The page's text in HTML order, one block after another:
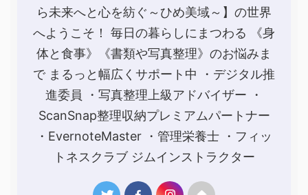
ら未来へと心を紡ぐ～ひめ美域～】の世界
へようこそ！ 毎日の暮らしにまつわる 《身
体と食事》《書類や写真整理》のお悩みま
で まるっと幅広くサポート中 ・デジタル推
進委員 ・写真整理上級アドバイザー ・
ScanSnap整理収納プレミアムパートナー
・EvernoteMaster ・管理栄養士 ・フィッ
トネスクラブ ジムインストラクター